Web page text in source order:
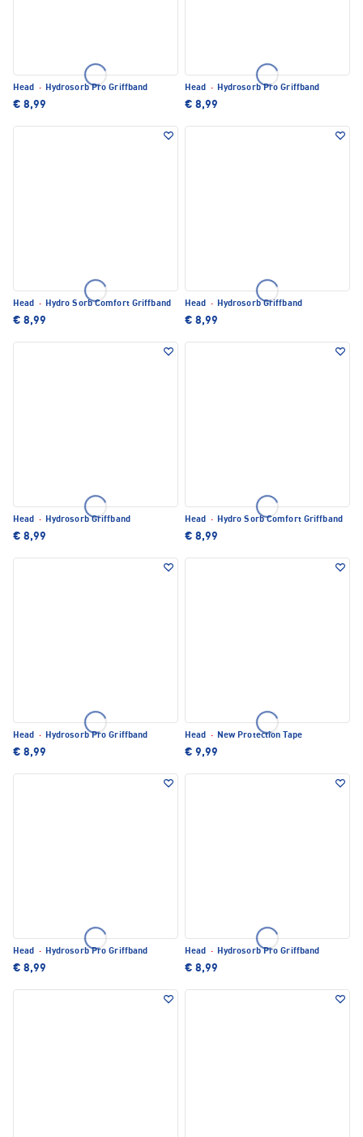
Head · Hydrosorb Pro Griffband
€ 8,99
Head · Hydrosorb Pro Griffband
€ 8,99
Head · Hydro Sorb Comfort Griffband
€ 8,99
Head · Hydrosorb Griffband
€ 8,99
Head · Hydrosorb Griffband
€ 8,99
Head · Hydro Sorb Comfort Griffband
€ 8,99
Head · Hydrosorb Pro Griffband
€ 8,99
Head · New Protection Tape
€ 9,99
Head · Hydrosorb Pro Griffband
€ 8,99
Head · Hydrosorb Pro Griffband
€ 8,99